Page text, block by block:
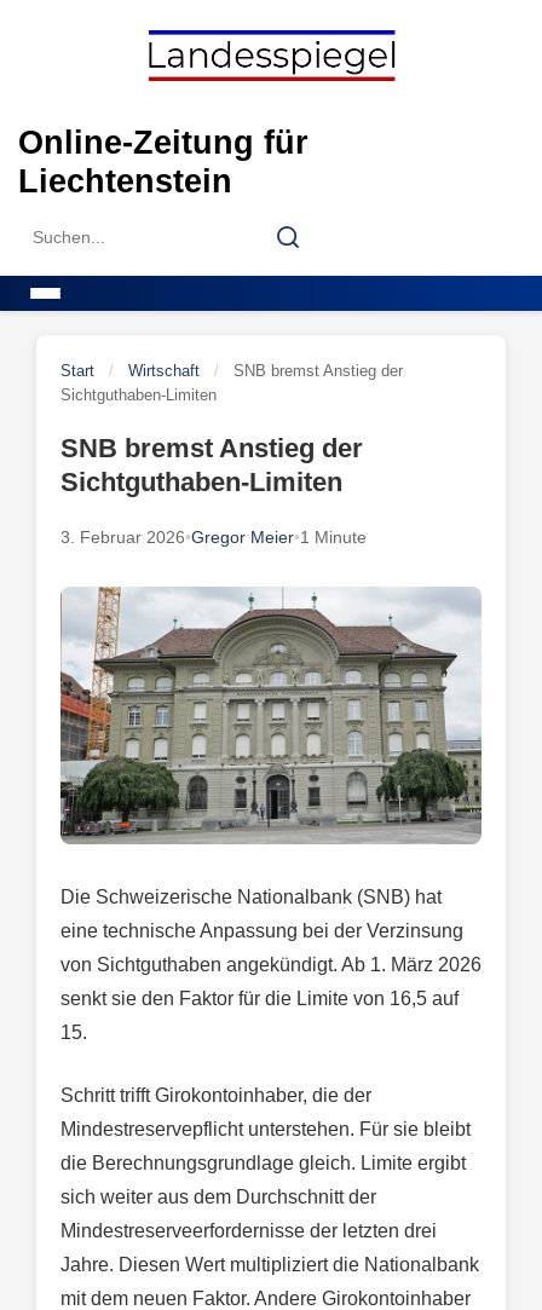
Online-Zeitung für
Liechtenstein
Search
Search
Start / Wirtschaft /
SNB bremst Anstieg der
Sichtguthaben-Limiten
SNB bremst Anstieg der
Sichtguthaben-Limiten
3. Februar 2026•Gregor Meier•1 Minute
Die Schweizerische Nationalbank (SNB) hat
eine technische Anpassung bei der Verzinsung
von Sichtguthaben angekündigt. Ab 1. März 2026
senkt sie den Faktor für die Limite von 16,5 auf
15.
Schritt trifft Girokontoinhaber, die der
Mindestreservepflicht unterstehen. Für sie bleibt
die Berechnungsgrundlage gleich. Limite ergibt
sich weiter aus dem Durchschnitt der
Mindestreserveerfordernisse der letzten drei
Jahre. Diesen Wert multipliziert die Nationalbank
mit dem neuen Faktor. Andere Girokontoinhaber